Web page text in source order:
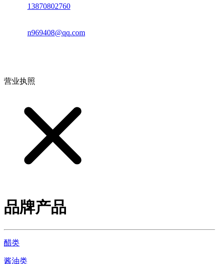
13870802760
n969408@qq.com
营业执照
品牌产品
醋类
酱油类